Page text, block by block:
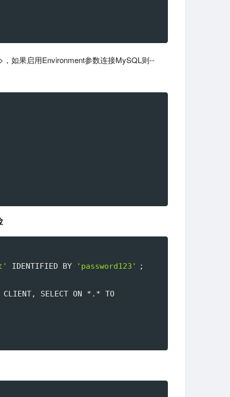
如果启用Environment参数连接MySQL则--
IDENTIFIED BY 'password123' ;